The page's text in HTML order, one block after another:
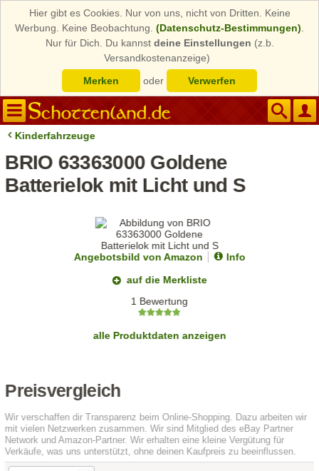
Hier gibt es Cookies. Nur von uns, nicht von Dritten. Keine
Werbung. Keine Beobachtung. (Datenschutz-Bestimmungen)
Nur für Dich. Du kannst deine Einstellungen (z.b.
Versandkostenanzeige)
Merken
oder Verwerfen
Kinderfahrzeuge
BRIO 63363000 Goldene
Batterielok mit Licht und S
Angebotsbild von Amazon
Info
auf die Merkliste
1 Bewertung
alle Produktdaten anzeigen
Preisvergleich
Wir verschaffen dir Transparenz beim Online-Shopping. Dazu arbeiten wir
mit vielen Netzwerken zusammen. Wir sind Mitglied des eBay Partner
Network und Amazon-Partner. Wir erhalten eine kleine Vergütung für
Verkäufe, was uns unterstützt, ohne deinen Kaufpreis zu beeinflussen.